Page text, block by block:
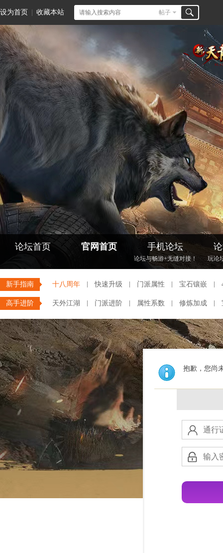
设为首页 收藏本站 帖子
论坛首页 官网首页 手机论坛
论坛与畅游+无缝对接！ 玩论
新手指南 十八周年 快速升级 门派属性 宝石镶嵌
高手进阶 天外江湖 门派进阶 属性系数 修炼加成
抱歉，您尚